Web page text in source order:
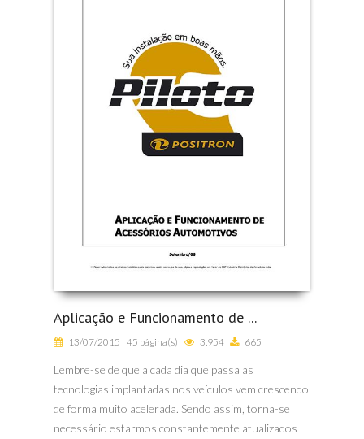
Aplicação e Funcionamento de ...
13/07/2015 45 página(s) 3.954 665
Lembre-se de que a cada dia que passa as
tecnologias implantadas nos veículos vem crescendo
de forma muito acelerada. Sendo assim, torna-se
necessário estarmos constantemente atualizados